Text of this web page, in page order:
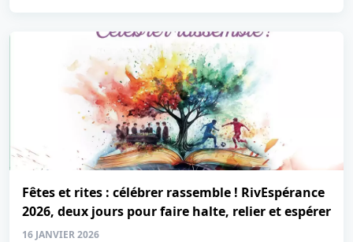
Fêtes et rites : célébrer rassemble ! RivEspérance
2026, deux jours pour faire halte, relier et espérer
16 JANVIER 2026